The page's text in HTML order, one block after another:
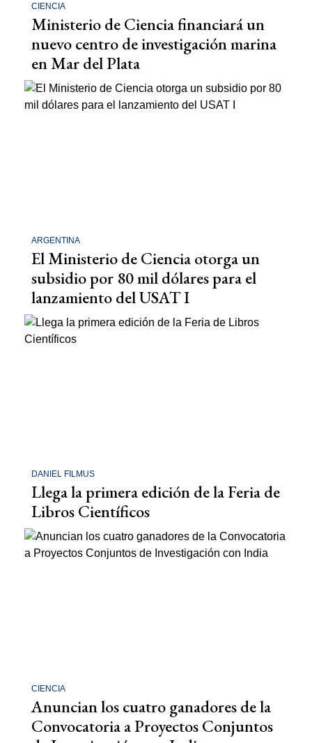
CIENCIA
Ministerio de Ciencia financiará un
nuevo centro de investigación marina
en Mar del Plata
ARGENTINA
El Ministerio de Ciencia otorga un
subsidio por 80 mil dólares para el
lanzamiento del USAT I
DANIEL FILMUS
Llega la primera edición de la Feria de
Libros Científicos
CIENCIA
Anuncian los cuatro ganadores de la
Convocatoria a Proyectos Conjuntos